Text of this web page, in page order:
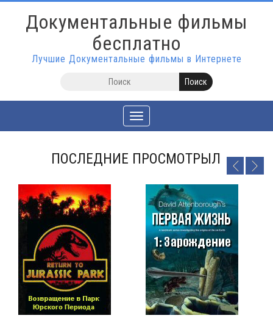
Документальные фильмы
бесплатно
Лучшие Документальные фильмы в Интернете
Toggle
navigation
ПОСЛЕДНИЕ ПРОСМОТРЫЛ